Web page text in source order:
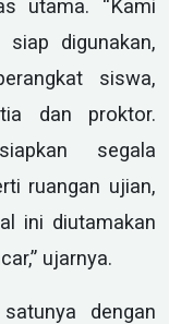
utama. “Kami
digunakan,
siswa,
dan proktor.
segala
ruangan ujian,
ini diutamakan
ujarnya.
dengan